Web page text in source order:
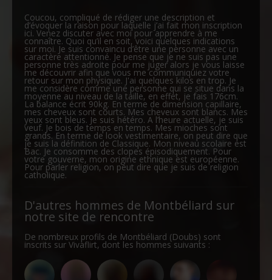
Coucou, compliqué de rédiger une description et
d’évoquer la raison pour laquelle j’ai fait mon inscription
ici. Venez discuter avec moi pour apprendre à me
connaître. Quoi qu’il en soit, voici quelques indications
sur moi. Je suis convaincu d’être une personne avec un
caractère attentionné. Je pense que je ne suis pas une
personne très adroite pour me juger alors je vous laisse
me découvrir afin que vous me communiquiez votre
retour sur mon physique. J'ai quelques kilos en trop. Je
me considère comme une personne qui se situe dans la
moyenne au niveau de la taille, en effet, je fais 176cm.
La balance écrit 90kg. En terme de dimension capillaire,
mes cheveux sont courts. Mes cheveux sont blancs. Mes
yeux sont bleus. Je suis hétéro. A l’heure actuelle, je suis
veuf. Je bois de temps en temps. Mes mioches sont
grands. En terme de look vestimentaire, on peut dire que
je suis la définition de Classique. Mon niveau scolaire est
Bac. Je consomme des clopes épisodiquement. Pour
votre gouverne, mon origine ethnique est européenne.
Pour parler religion, on peut dire que je suis de religion
catholique.
D'autres hommes de Montbéliard sur
notre site de rencontre
De nombreux profils de Montbéliard (Doubs) sont
inscrits sur Vivaflirt, dont les hommes suivants :